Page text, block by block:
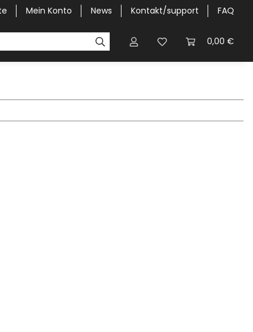
Mein Konto News Kontakt/support FAQ
0,00 €
Halbgaragen / Kapuzen nach